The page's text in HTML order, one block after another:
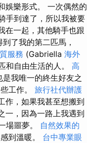
娛樂形式。 一次偶然的
手到達了，所以我被要
在一起，其他騎手也跟
了我的第二匹馬，
服務 (Gabriella 海外
和自由生活的人。 高
我唯一的終生好友之
工作。 旅行社代辦護
作，如果我甚至想搬到
一，因為一路上我遇到
場噩夢。 自然效果的
到溫暖。 台中專業眼